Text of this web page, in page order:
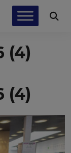
(4)
(4)